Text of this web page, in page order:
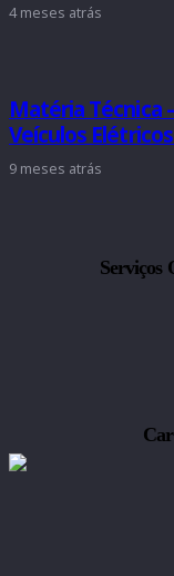
4 meses atrás
Matéria Técnica
Veículos
9 meses atrás
Serviços